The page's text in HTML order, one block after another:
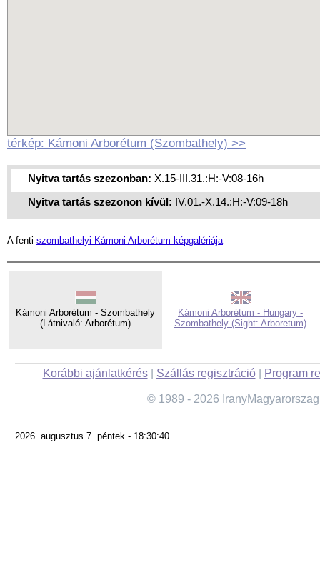
térkép: Kámoni Arborétum (Szombathely) >>
Nyitva tartás szezonban: X.15-III.31.:H:-V:08-16h
Nyitva tartás szezonon kívül: IV.01.-X.14.:H:-V:09-18h
A fenti szombathelyi Kámoni Arborétum képgalériája
Kámoni Arborétum - Szombathely
(Látnivaló: Arborétum)
Kámoni Arborétum - Hungary -
Szombathely (Sight: Arboretum)
Korábbi ajánlatkérés| Szállás regisztráció| Program
© 1989 - 2026
2026. augusztus 7. péntek - 18:30:40